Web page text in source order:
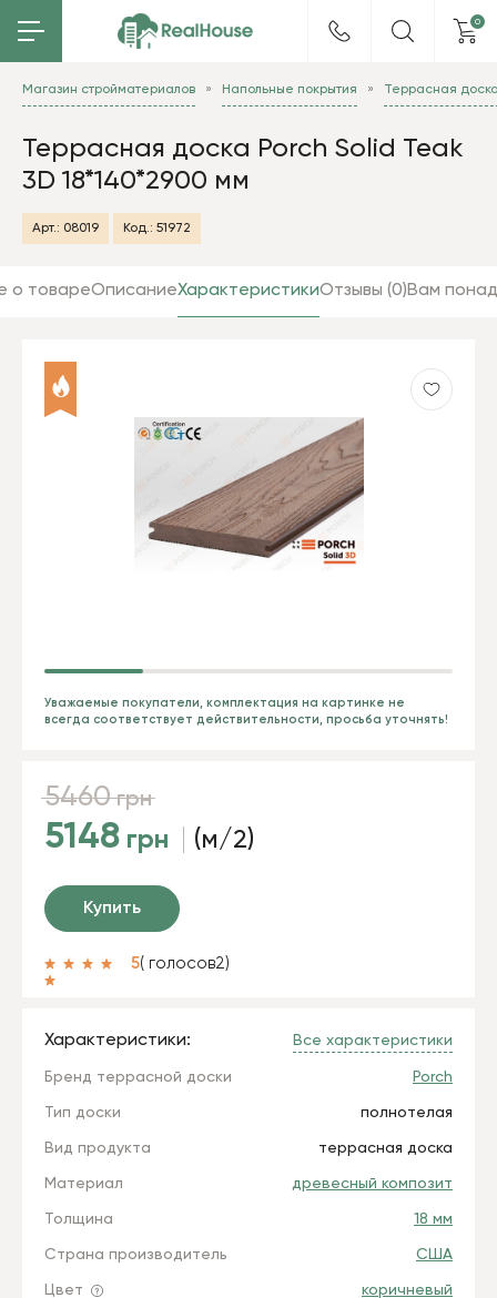
0
Магазин стройматериалов Напольные покрытия Террасная
Террасная доска Porch Solid Teak
3D 18*140*2900 мм
Арт.: 08019 Код.: 51972
о товареОписаниеХарактеристикиОтзывы (0)Вам
Уважаемые покупатели, комплектация на картинке не
всегда соответствует действительности, просьба уточнять!
5460 грн
5148 грн (м/2)
Купить
5( голосов2)
Характеристики: Все характеристики
Бренд террасной доски Porch
Тип доски полнотелая
Вид продукта террасная доска
Материал древесный композит
Толщина 18 мм
Страна производитель США
Цвет коричневый